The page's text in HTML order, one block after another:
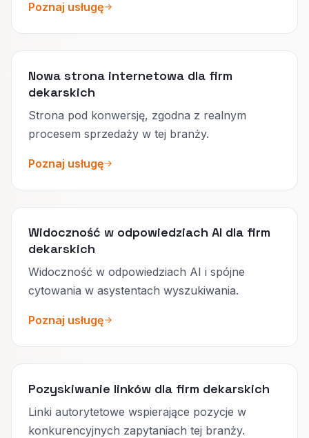
Poznaj usługę
Nowa strona internetowa dla firm
dekarskich
Strona pod konwersję, zgodna z realnym
procesem sprzedaży w tej branży.
Poznaj usługę
Widoczność w odpowiedziach AI dla firm
dekarskich
Widoczność w odpowiedziach AI i spójne
cytowania w asystentach wyszukiwania.
Poznaj usługę
Pozyskiwanie linków dla firm dekarskich
Linki autorytetowe wspierające pozycje w
konkurencyjnych zapytaniach tej branży.